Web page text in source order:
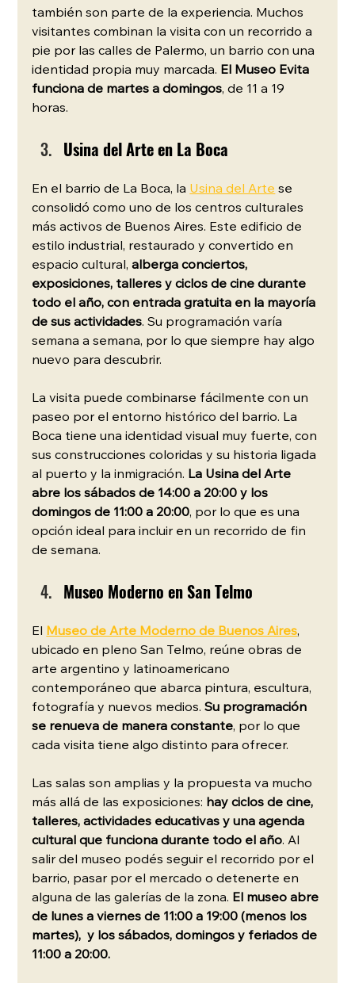
también son parte de la experiencia. Muchos
visitantes combinan la visita con un recorrido a
pie por las calles de Palermo, un barrio con una
identidad propia muy marcada. El Museo Evita
funciona de martes a domingos, de 11 a 19
horas.
Usina del Arte en La Boca
En el barrio de La Boca, la Usina del Arte se
consolidó como uno de los centros culturales
más activos de Buenos Aires. Este edificio de
estilo industrial, restaurado y convertido en
espacio cultural, alberga conciertos,
exposiciones, talleres y ciclos de cine durante
todo el año, con entrada gratuita en la mayoría
de sus actividades. Su programación varía
semana a semana, por lo que siempre hay algo
nuevo para descubrir.
La visita puede combinarse fácilmente con un
paseo por el entorno histórico del barrio. La
Boca tiene una identidad visual muy fuerte, con
sus construcciones coloridas y su historia ligada
al puerto y la inmigración. La Usina del Arte
abre los sábados de 14:00 a 20:00 y los
domingos de 11:00 a 20:00, por lo que es una
opción ideal para incluir en un recorrido de fin
de semana.
Museo Moderno en San Telmo
El Museo de Arte Moderno de Buenos Aires,
ubicado en pleno San Telmo, reúne obras de
arte argentino y latinoamericano
contemporáneo que abarca pintura, escultura,
fotografía y nuevos medios. Su programación
se renueva de manera constante, por lo que
cada visita tiene algo distinto para ofrecer.
Las salas son amplias y la propuesta va mucho
más allá de las exposiciones: hay ciclos de cine,
talleres, actividades educativas y una agenda
cultural que funciona durante todo el año. Al
salir del museo podés seguir el recorrido por el
barrio, pasar por el mercado o detenerte en
alguna de las galerías de la zona. El museo abre
de lunes a viernes de 11:00 a 19:00 (menos los
martes),  y los sábados, domingos y feriados de
11:00 a 20:00.